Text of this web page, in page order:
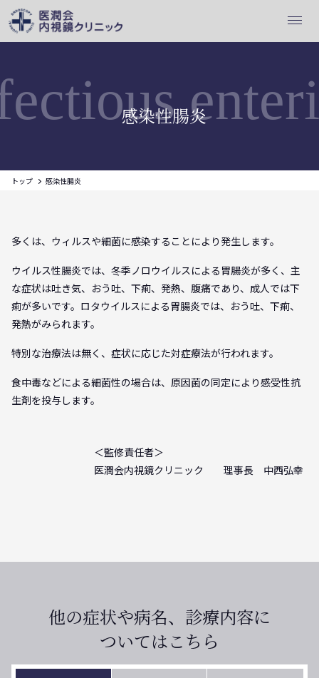
感染性腸炎
トップ 感染性腸炎
多くは、ウィルスや細菌に感染することにより発生します。
ウイルス性腸炎では、冬季ノロウイルスによる胃腸炎が多く、主
な症状は吐き気、おう吐、下痢、発熱、腹痛であり、成人では下
痢が多いです。ロタウイルスによる胃腸炎では、おう吐、下痢、
発熱がみられます。
特別な治療法は無く、症状に応じた対症療法が行われます。
食中毒などによる細菌性の場合は、原因菌の同定により感受性抗
生剤を投与します。
＜監修責任者＞
医潤会内視鏡クリニック 理事長 中西弘幸
他の症状や病名、診療内容に
ついてはこちら